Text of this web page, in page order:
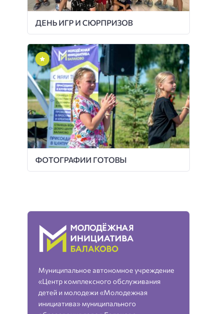
ДЕНЬ ИГР И СЮРПРИЗОВ
ФОТОГРАФИИ ГОТОВЫ
Муниципальное автономное учреждение
«Центр комплексного обслуживания
детей и молодежи «Молодежная
инициатива» муниципального